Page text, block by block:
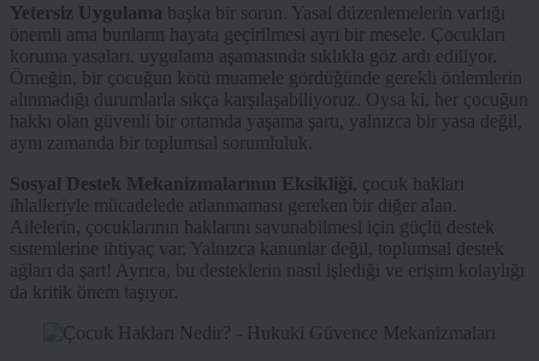
Yetersiz Uygulama başka bir sorun. Yasal düzenlemelerin varlığı
önemli ama bunların hayata geçirilmesi ayrı bir mesele. Çocukları
koruma yasaları, uygulama aşamasında sıklıkla göz ardı ediliyor.
Örneğin, bir çocuğun kötü muamele gördüğünde gerekli önlemlerin
alınmadığı durumlarla sıkça karşılaşabiliyoruz. Oysa ki, her çocuğun
hakkı olan güvenli bir ortamda yaşama şartı, yalnızca bir yasa değil,
aynı zamanda bir toplumsal sorumluluk.
Sosyal Destek Mekanizmalarının Eksikliği , çocuk hakları
ihlalleriyle mücadelede atlanmaması gereken bir diğer alan.
Ailelerin, çocuklarının haklarını savunabilmesi için güçlü destek
sistemlerine ihtiyaç var. Yalnızca kanunlar değil, toplumsal destek
ağları da şart! Ayrıca, bu desteklerin nasıl işlediği ve erişim kolaylığı
da kritik önem taşıyor.